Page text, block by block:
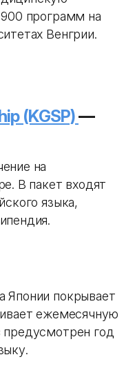
программ на
Венгрии.
(KGSP)—
на
В пакет входят
языка,
Японии покрывает
ежемесячную
предусмотрен год